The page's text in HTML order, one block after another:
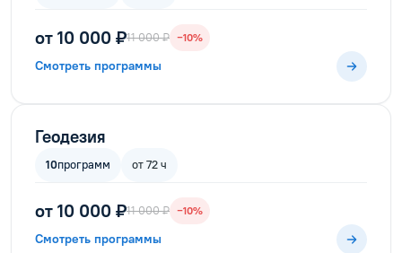
от 10 000 ₽11 000 ₽ −10%
Смотреть программы
Геодезия
10программ от 72 ч
от 10 000 ₽11 000 ₽ −10%
Смотреть программы